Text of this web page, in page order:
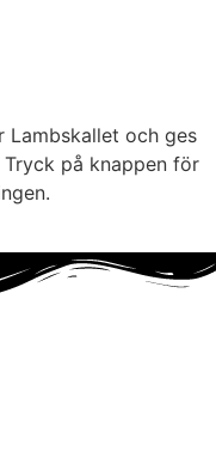
Lambskallet och ges
på knappen för